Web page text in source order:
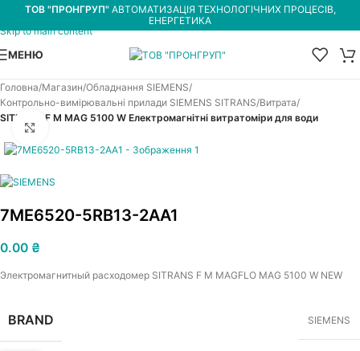
Skip to navigation
Skip to main content
ТОВ "ПРОНГРУП" АВТОМАТИЗАЦІЯ ТЕХНОЛОГІЧНИХ ПРОЦЕСІВ,
ЕНЕРГЕТИКА
МЕНЮ
Головна Магазин Обладнання SIEMENS
Контрольно-вимірювальні прилади SIEMENS SITRANS Витрата
SITRANS F M MAG 5100 W Електромагнітні витратоміри для води
7ME6520-5RB13-2AA1
0.00 ₴
Электромагнитный расходомер SITRANS F M MAGFLO MAG 5100 W NEW
BRAND SIEMENS